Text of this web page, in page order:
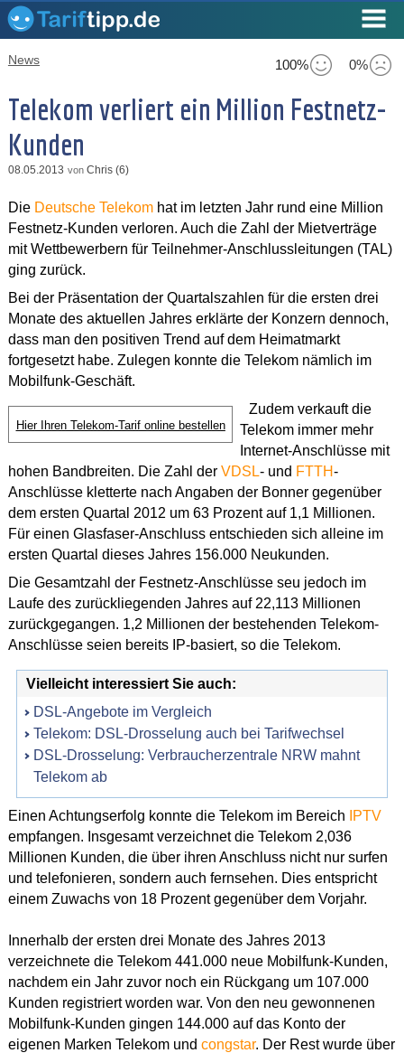
100% 0%
News
Telekom verliert ein Million Festnetz-
Kunden
08.05.2013 von Chris (6)
Die Deutsche Telekomhat im letzten Jahr rund eine Million
Festnetz-Kunden verloren. Auch die Zahl der Mietverträge
mit Wettbewerbern für Teilnehmer-Anschlussleitungen (TAL)
ging zurück.
Bei der Präsentation der Quartalszahlen für die ersten drei
Monate des aktuellen Jahres erklärte der Konzern dennoch,
dass man den positiven Trend auf dem Heimatmarkt
fortgesetzt habe. Zulegen konnte die Telekom nämlich im
Mobilfunk-Geschäft.
Hier Ihren Telekom-Tarif online bestellen
Zudem verkauft die
Telekom immer mehr
Internet-Anschlüsse mit
hohen Bandbreiten. Die Zahl der VDSL- und FTTH-
Anschlüsse kletterte nach Angaben der Bonner gegenüber
dem ersten Quartal 2012 um 63 Prozent auf 1,1 Millionen.
Für einen Glasfaser-Anschluss entschieden sich alleine im
ersten Quartal dieses Jahres 156.000 Neukunden.
Die Gesamtzahl der Festnetz-Anschlüsse seu jedoch im
Laufe des zurückliegenden Jahres auf 22,113 Millionen
zurückgegangen. 1,2 Millionen der bestehenden Telekom-
Anschlüsse seien bereits IP-basiert, so die Telekom.
Vielleicht interessiert Sie auch:
DSL-Angebote im Vergleich
Telekom: DSL-Drosselung auch bei Tarifwechsel
DSL-Drosselung: Verbraucherzentrale NRW mahnt
Telekom ab
Einen Achtungserfolg konnte die Telekom im Bereich
IPTV
empfangen. Insgesamt verzeichnet die Telekom 2,036
Millionen Kunden, die über ihren Anschluss nicht nur surfen
und telefonieren, sondern auch fernsehen. Dies entspricht
einem Zuwachs von 18 Prozent gegenüber dem Vorjahr.
Innerhalb der ersten drei Monate des Jahres 2013
verzeichnete die Telekom 441.000 neue Mobilfunk-Kunden,
nachdem ein Jahr zuvor noch ein Rückgang um 107.000
Kunden registriert worden war. Von den neu gewonnenen
Mobilfunk-Kunden gingen 144.000 auf das Konto der
eigenen Marken Telekom und congstar. Der Rest wurde über